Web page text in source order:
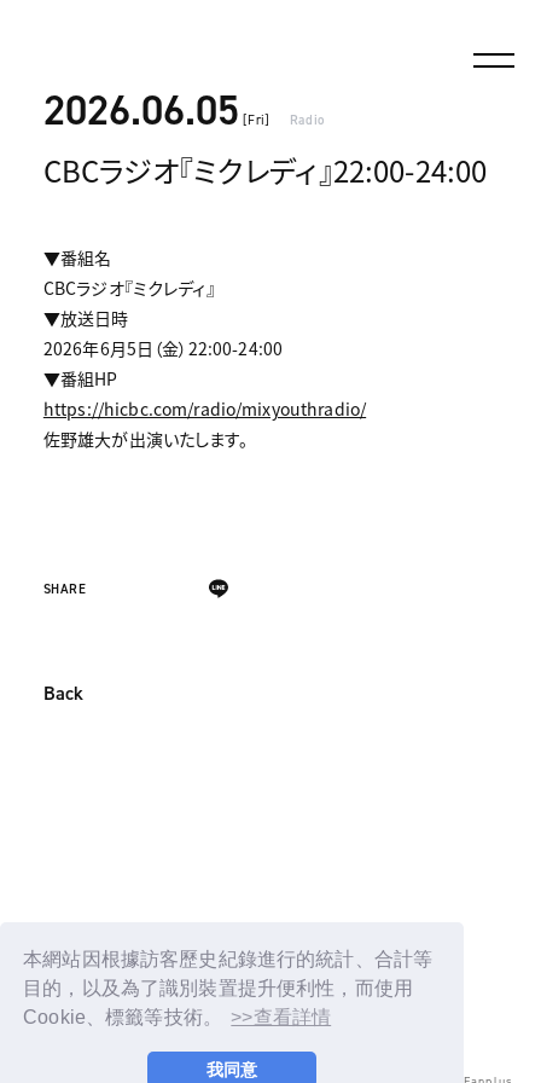
本網站因根據訪客歷史紀錄進行的統計、合計等
目的，以及為了識別裝置提升便利性，而使用
Cookie、標籤等技術。
>>查看詳情
我同意
2026.06.05 [Fri] Radio
CBCラジオ『ミクレディ』22:00-24:00
▼番組名
CBCラジオ『ミクレディ』
▼放送日時
2026年6月5日（金）22:00-24:00
▼番組HP
https://hicbc.com/radio/mixyouthradio/
佐野雄大が出演いたします。
SHARE
Back